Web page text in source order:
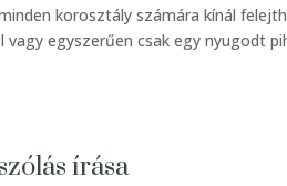
korosztály számára kínál
vagy egyszerűen csak egy nyugodt
írása